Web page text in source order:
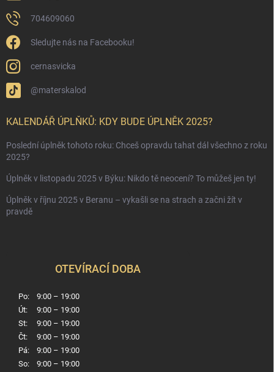
704609060
Sledujte nás na Facebooku!
cernasvicka
@materskalod
KALENDÁŘ ÚPLŇKŮ: KDY BUDE ÚPLNĚK 2025?
Poslední úplněk tohoto roku: Chceš opravdu tahat dál všechno z roku
2025?
Úplněk v listopadu 2025 v Býku: Nikdo tě neocení? To můžeš jen ty!
Úplněk v říjnu 2025 v Beranu – vykašli se na strach a začni žít v
pravdě
OTEVÍRACÍ DOBA
Po:
9:00 – 19:00
Út:
9:00 – 19:00
St:
9:00 – 19:00
Čt:
9:00 – 19:00
Pá:
9:00 – 19:00
So:
9:00 – 19:00